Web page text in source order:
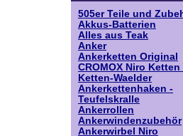
505er Teile und
Akkus-Batterien
Alles aus Teak
Anker
Ankerketten Original
CROMOX Niro Ketten
Ketten-Waelder
Ankerkettenhaken -
Teufelskralle
Ankerrollen
Ankerwindenzubehör
Ankerwirbel Niro